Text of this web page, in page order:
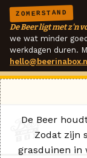
ZOMERSTAND
De Beer ligt met z'n
we wat minder
werkdagen duren.
De Beer
Zodat zijn
grasduinen in